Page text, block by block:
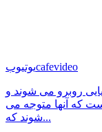
یوتیوبcafevideo
روبرو می شوند و
که آنها متوجه می
شوند که...